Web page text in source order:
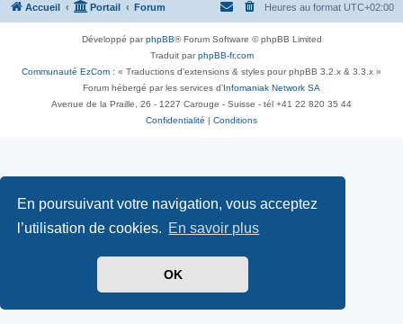
En poursuivant votre navigation, vous acceptez
l’utilisation de cookies. En savoir plus
OK
Accueil Portail Forum Heures au format UTC+02:00
Développé parphpBB® Forum Software © phpBB Limited
Traduit parphpBB-fr.com
Communauté EzCom : « Traductions d'extensions & styles pour phpBB 3.2.x & 3.3.x »
Forum hébergé par les services d’ Infomaniak Network SA
Avenue de la Praille, 26 - 1227 Carouge - Suisse - tél +41 22 820 35 44
Confidentialité
Conditions